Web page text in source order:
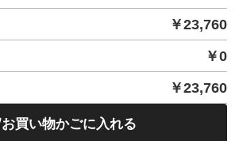
￥23,760
￥0
￥23,760
お買い物かごに入れる